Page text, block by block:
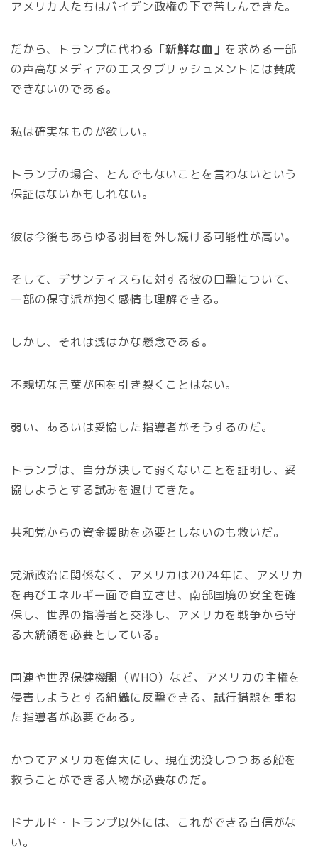
アメリカ人たちはバイデン政権の下で苦しんできた。
だから、トランプに代わる 「新鮮な血」 を求める一部
の声高なメディアのエスタブリッシュメントには賛成
できないのである。
私は確実なものが欲しい。
トランプの場合、とんでもないことを言わないという
保証はないかもしれない。
彼は今後もあらゆる羽目を外し続ける可能性が高い。
そして、デサンティスらに対する彼の口撃について、
一部の保守派が抱く感情も理解できる。
しかし、それは浅はかな懸念である。
不親切な言葉が国を引き裂くことはない。
弱い、あるいは妥協した指導者がそうするのだ。
トランプは、自分が決して弱くないことを証明し、妥
協しようとする試みを退けてきた。
共和党からの資金援助を必要としないのも救いだ。
党派政治に関係なく、アメリカは2024年に、アメリカ
を再びエネルギー面で自立させ、南部国境の安全を確
保し、世界の指導者と交渉し、アメリカを戦争から守
る大統領を必要としている。
国連や世界保健機関（WHO）など、アメリカの主権を
侵害しようとする組織に反撃できる、試行錯誤を重ね
た指導者が必要である。
かつてアメリカを偉大にし、現在沈没しつつある船を
救うことができる人物が必要なのだ。
ドナルド・トランプ以外には、これができる自信がな
い。